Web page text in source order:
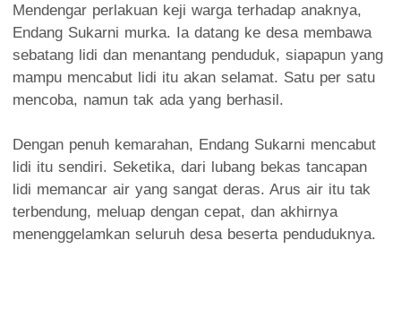
Mendengar perlakuan keji warga terhadap anaknya,
Endang Sukarni murka. Ia datang ke desa membawa
sebatang lidi dan menantang penduduk, siapapun yang
mampu mencabut lidi itu akan selamat. Satu per satu
mencoba, namun tak ada yang berhasil.
Dengan penuh kemarahan, Endang Sukarni mencabut
lidi itu sendiri. Seketika, dari lubang bekas tancapan
lidi memancar air yang sangat deras. Arus air itu tak
terbendung, meluap dengan cepat, dan akhirnya
menenggelamkan seluruh desa beserta penduduknya.